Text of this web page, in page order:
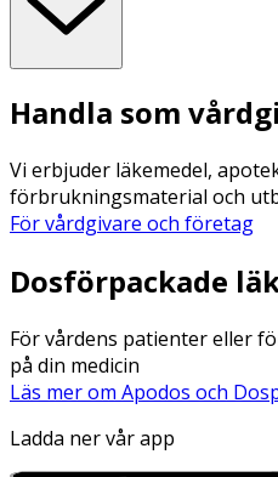
Handla som
Vi erbjuder läkemedel,
förbrukningsmaterial och
För vårdgivare och företag
Dosförpackade
För vårdens patienter eller
på din medicin
Läs mer om Apodos och
Ladda ner vår app